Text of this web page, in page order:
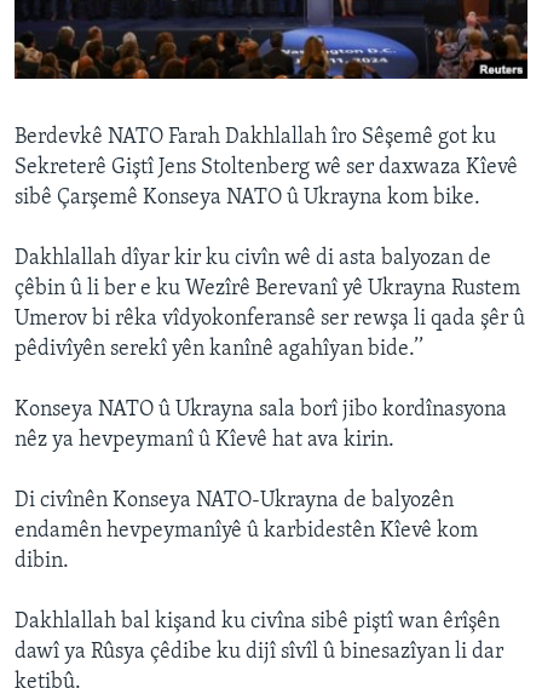
ÇAND Û HUNER
SERNIVÎS
Learning English
Zimanên Din
Berdevkê NATO Farah Dakhlallah îro Sêşemê got ku
Sekreterê Giştî Jens Stoltenberg wê ser daxwaza Kîevê
sibê Çarşemê Konseya NATO û Ukrayna kom bike.
Dakhlallah dîyar kir ku civîn wê di asta balyozan de
çêbin û li ber e ku Wezîrê Berevanî yê Ukrayna Rustem
Umerov bi rêka vîdyokonferansê ser rewşa li qada şêr û
pêdivîyên serekî yên kanînê agahîyan bide.’’
Konseya NATO û Ukrayna sala borî jibo kordînasyona
nêz ya hevpeymanî û Kîevê hat ava kirin.
Di civînên Konseya NATO-Ukrayna de balyozên
endamên hevpeymanîyê û karbidestên Kîevê kom
dibin.
Dakhlallah bal kişand ku civîna sibê piştî wan êrîşên
dawî ya Rûsya çêdibe ku dijî sîvîl û binesazîyan li dar
ketibû.